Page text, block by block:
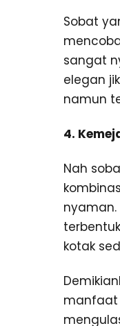
Sobat
sangat
elegan
namun
4.
Nah
kotak
manfaat